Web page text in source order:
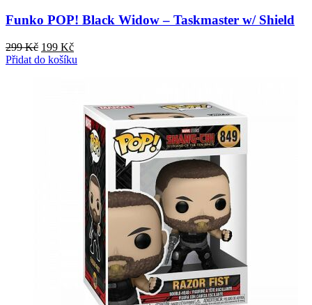
Funko POP! Black Widow – Taskmaster w/ Shield
299Kč Původní
cena
199 KčAktuální
cena
Přidat do košíku